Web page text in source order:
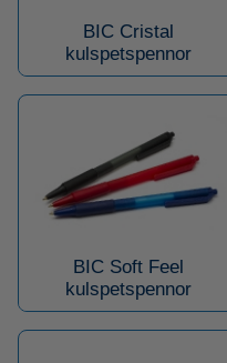
BIC Cristal
kulspetspennor
BIC Soft Feel
kulspetspennor